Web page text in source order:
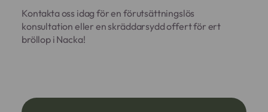
Kontakta oss idag för en förutsättningslös
konsultation eller en skräddarsydd offert för ert
bröllop i Nacka!